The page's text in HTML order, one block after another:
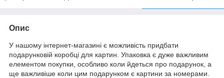
Опис
У нашому інтернет-магазині є можливість придбати
подарунковій коробці для картин. Упаковка є дуже важливим
елементом покупки, особливо коли йдеться про подарунок, а
ще важливіше коли цим подарунком є ​​картини за номерами.